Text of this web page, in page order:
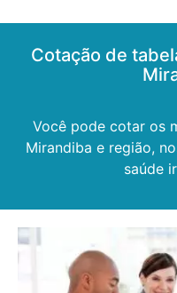
Cotação de
Você pode cotar os
Mirandiba e região,
saúde